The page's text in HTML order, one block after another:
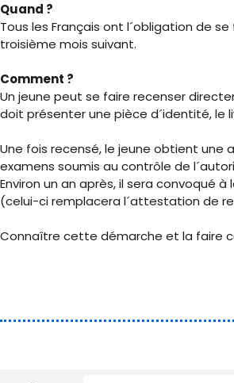
ouvrir
un
menu
Quand ?
Tous les Français ont l´obligation de
troisième mois suivant.
Comment ?
Un jeune peut se faire recenser
doit présenter une pièce d´identité, le
Une fois recensé, le jeune obtient une
examens soumis au contrôle de
Environ un an après, il sera convoqué
(celui-ci remplacera l´attestation de
Connaître cette démarche et la faire